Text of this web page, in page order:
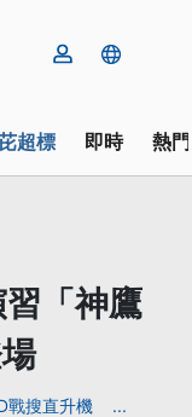
超標 即時 熱
「神鷹
戰搜直升機 ...